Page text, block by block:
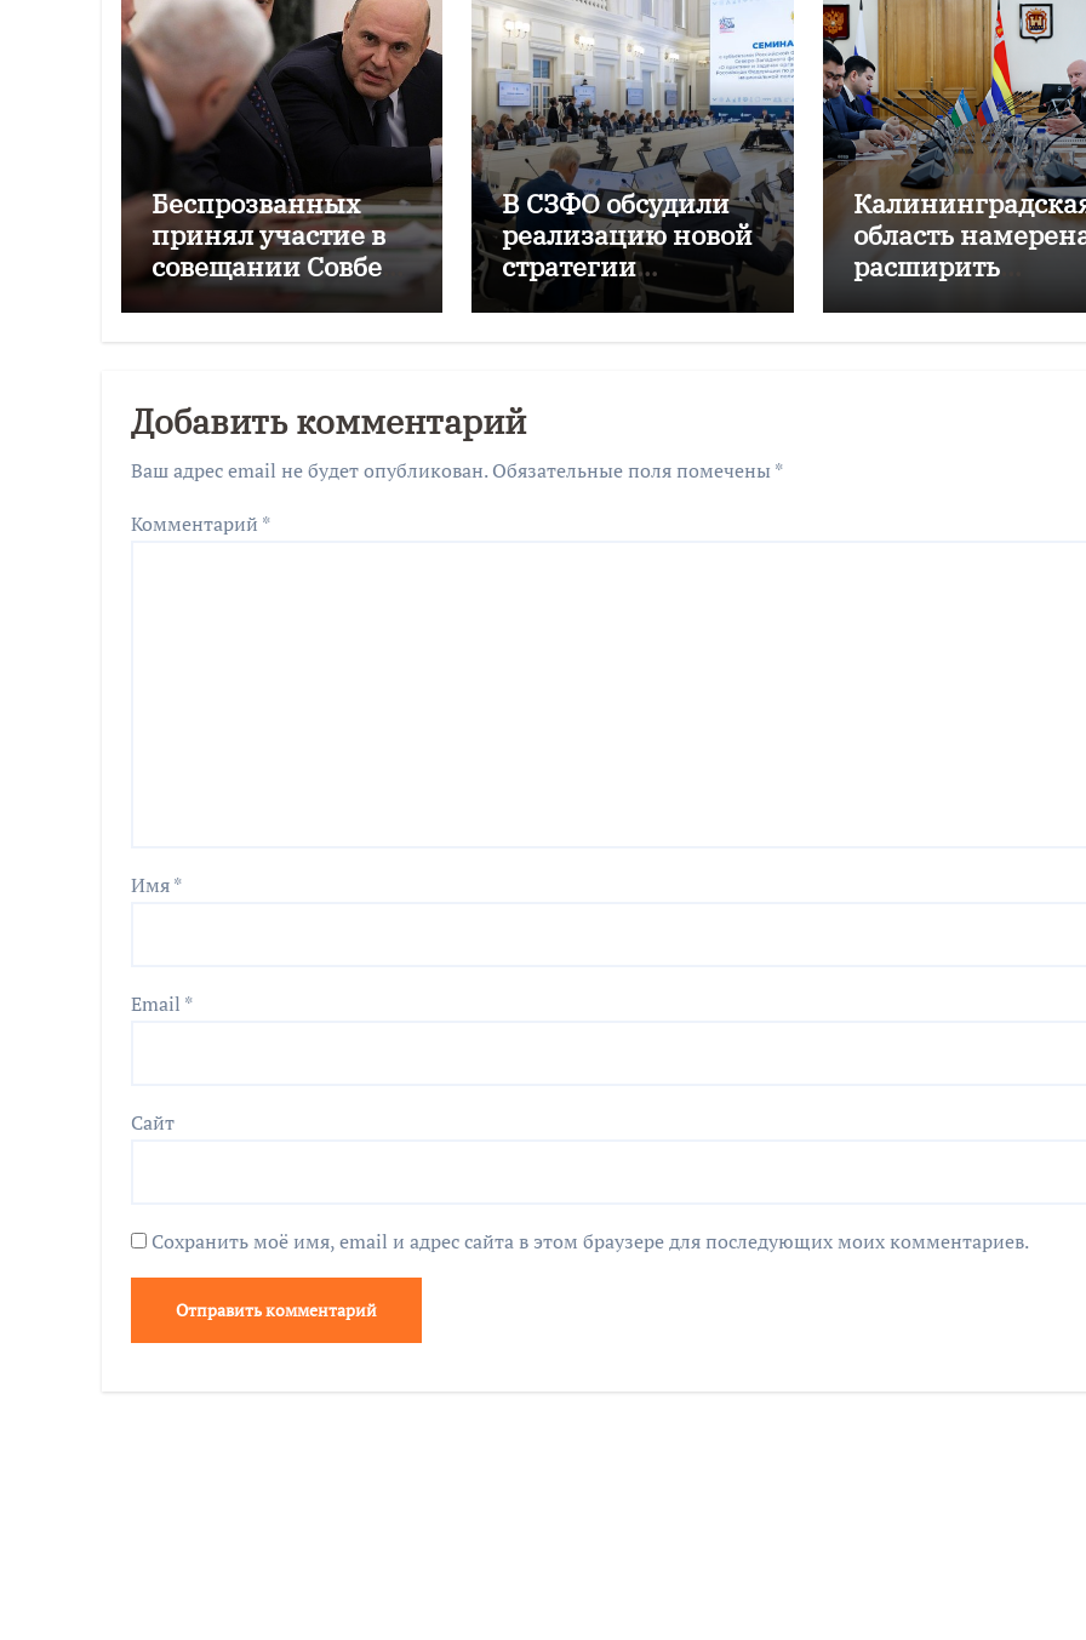
Беспрозванных
принял участие в
совещании Совбеза
под руководством
В СЗФО обсудили
реализацию новой
стратегии
нацполитики
область
расширить
Добавить комментарий
Ваш адрес email не будет опубликован. Обязательные поля помечены *
Комментарий *
Имя*
Email *
Сайт
Сохранить моё имя, email и адрес сайта в этом браузере для последующих моих комментариев.